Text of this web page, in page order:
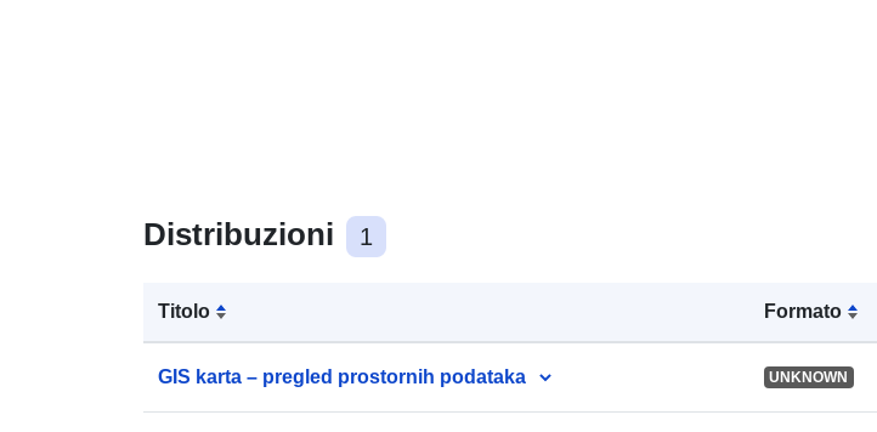
Distribuzioni 1
Titolo Formato
GIS karta – pregled prostornih podataka UNKNOWN